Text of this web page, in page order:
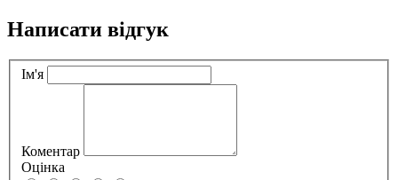
Написати відгук
Ім'я
Коментар
Оцінка